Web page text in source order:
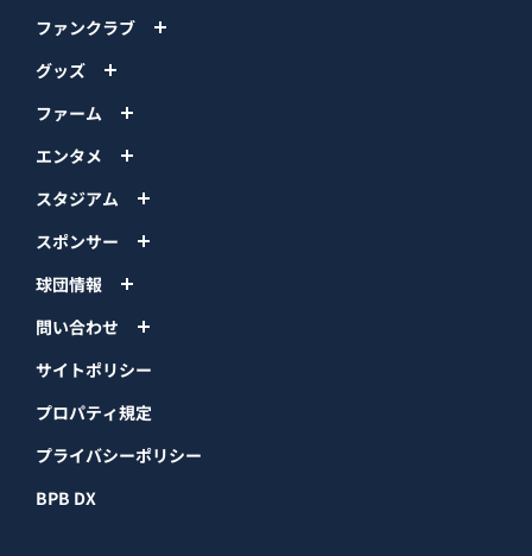
ファンクラブ
グッズ
ファーム
エンタメ
スタジアム
スポンサー
球団情報
問い合わせ
サイトポリシー
プロパティ規定
プライバシーポリシー
BPB DX